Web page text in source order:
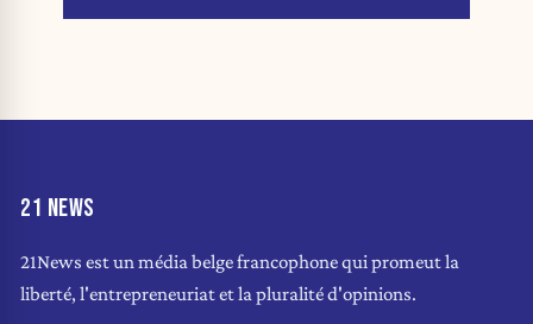
21 NEWS
21News est un média belge francophone qui promeut la
liberté, l'entrepreneuriat et la pluralité d'opinions.